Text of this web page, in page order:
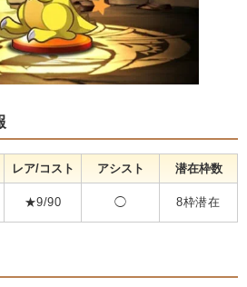
レア/コスト アシスト 潜在枠数
★9/90 ◯ 8枠潜在